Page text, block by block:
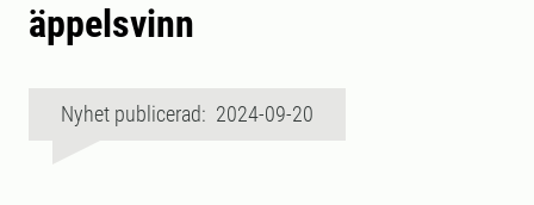
äppelsvinn
Nyhet publicerad: 2024-09-20